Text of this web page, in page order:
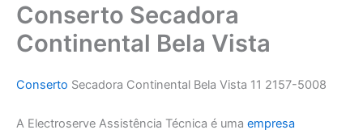
Conserto Secadora
Continental Bela Vista
Conserto Secadora Continental Bela Vista 11 2157-5008
A Electroserve Assistência Técnica é uma empresa